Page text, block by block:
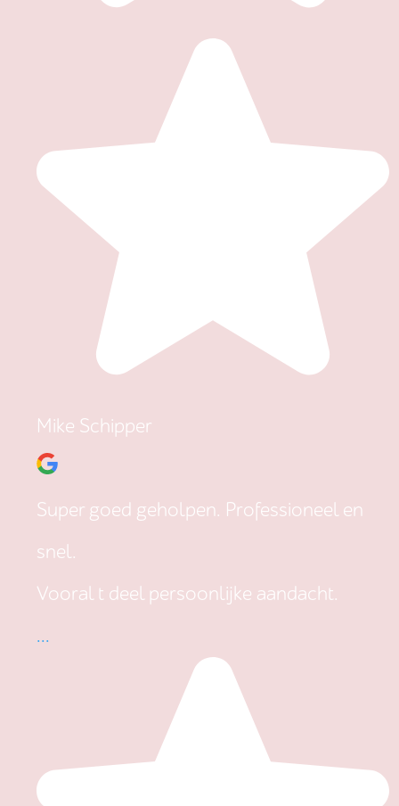
Mike Schipper
Super goed geholpen. Professioneel en
snel.
Vooral t deel persoonlijke aandacht.
...